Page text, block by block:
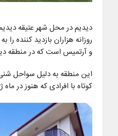
دیدیم در محل شهر عتیقه
و آرتمیس است که در منطقه
این منطقه به دلیل سواحل
کوتاه با افرادی که هنوز در